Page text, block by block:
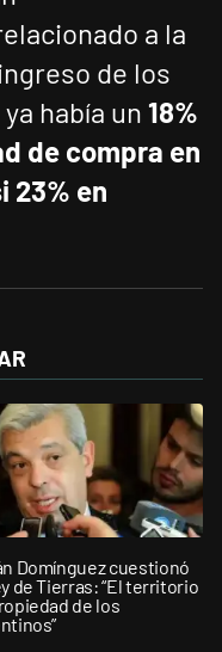
a la
de los
había un 18%
de compra en
23% en
Domínguez cuestionó
de Tierras: “El territorio
de los